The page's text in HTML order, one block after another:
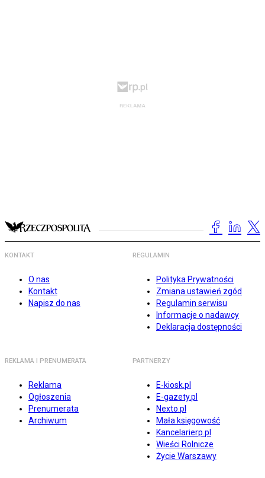
KONTAKT
O nas
Kontakt
Napisz do nas
REGULAMIN
Polityka Prywatności
Zmiana ustawień zgód
Regulamin serwisu
Informacje o nadawcy
Deklaracja dostępności
REKLAMA I PRENUMERATA
Reklama
Ogłoszenia
Prenumerata
Archiwum
PARTNERZY
E-kiosk.pl
E-gazety.pl
Nexto.pl
Mała księgowość
Kancelarierp.pl
Wieści Rolnicze
Życie Warszawy